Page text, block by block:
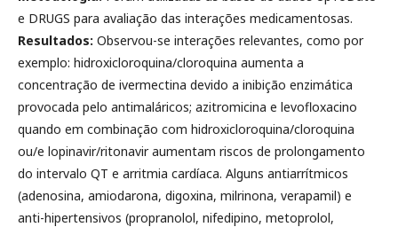
e DRUGS para avaliação das interações medicamentosas.
Resultados: Observou-se interações relevantes, como por
exemplo: hidroxicloroquina/cloroquina aumenta a
concentração de ivermectina devido a inibição enzimática
provocada pelo antimaláricos; azitromicina e levofloxacino
quando em combinação com hidroxicloroquina/cloroquina
ou/e lopinavir/ritonavir aumentam riscos de prolongamento
do intervalo QT e arritmia cardíaca. Alguns antiarrítmicos
(adenosina, amiodarona, digoxina, milrinona, verapamil) e
anti-hipertensivos (propranolol, nifedipino, metoprolol,